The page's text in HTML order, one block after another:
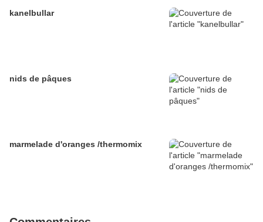
kanelbullar
nids de pâques
marmelade d'oranges /thermomix